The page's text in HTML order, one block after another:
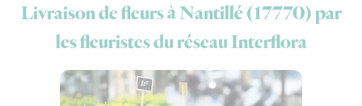
Livraison de fleurs à Nantillé (17770) par
les fleuristes du réseau Interflora